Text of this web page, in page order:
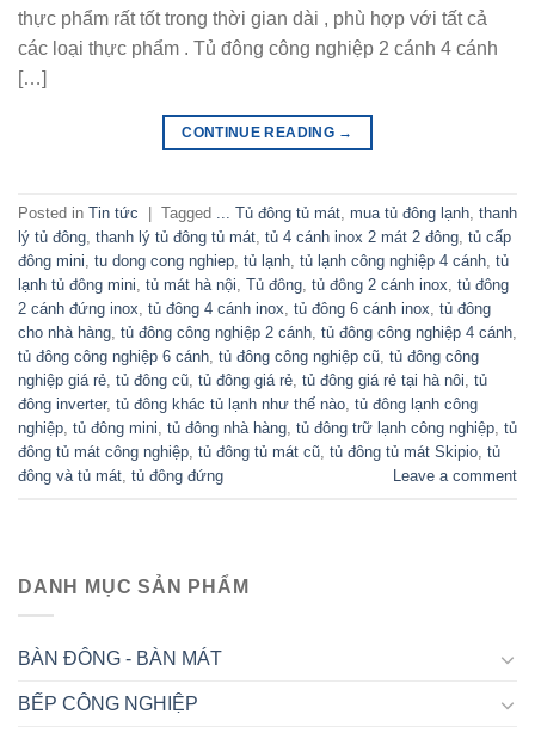
thực phẩm rất tốt trong thời gian dài , phù hợp với tất cả
các loại thực phẩm . Tủ đông công nghiệp 2 cánh 4 cánh
[…]
CONTINUE READING →
Posted in Tin tức Tagged ... Tủ đông tủ mát, mua tủ đông lạnh, thanh
lý tủ đông, thanh lý tủ đông tủ mát, tủ 4 cánh inox 2 mát 2 đông, tủ cấp
đông mini, tu dong cong nghiep, tủ lạnh, tủ lạnh công nghiệp 4 cánh, tủ
lạnh tủ đông mini, tủ mát hà nội, Tủ đông, tủ đông 2 cánh inox, tủ đông
2 cánh đứng inox, tủ đông 4 cánh inox, tủ đông 6 cánh inox, tủ đông
cho nhà hàng, tủ đông công nghiệp 2 cánh, tủ đông công nghiệp 4 cánh,
tủ đông công nghiệp 6 cánh, tủ đông công nghiệp cũ, tủ đông công
nghiệp giá rẻ, tủ đông cũ, tủ đông giá rẻ, tủ đông giá rẻ tại hà nôi, tủ
đông inverter, tủ đông khác tủ lạnh như thế nào, tủ đông lạnh công
nghiệp, tủ đông mini, tủ đông nhà hàng, tủ đông trữ lạnh công nghiệp, tủ
đông tủ mát công nghiệp, tủ đông tủ mát cũ, tủ đông tủ mát Skipio, tủ
đông và tủ mát, tủ đông đứng Leave a comment
DANH MỤC SẢN PHẨM
BÀN ĐÔNG - BÀN MÁT
BẾP CÔNG NGHIỆP